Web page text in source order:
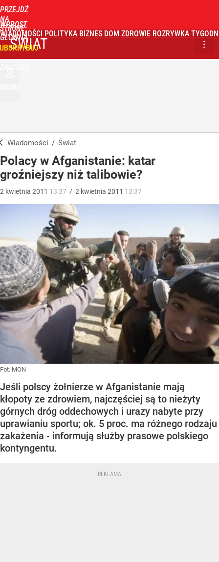
PRZEJDŹ
NA
STRONĘ
GŁÓWNĄ
WPROST
WIADOMOŚCI POLITYKA BIZNES DOM ZDROWIE ROZRYWKA
ŚWIAT
Wiadomości / Świat
Polacy w Afganistanie: katar
groźniejszy niż talibowie?
2 kwietnia 2011 13:37 / 2 kwietnia 2011 13:37
Fot. MON
Jeśli polscy żołnierze w Afganistanie mają
kłopoty ze zdrowiem, najczęściej są to nieżyty
górnych dróg oddechowych i urazy nabyte przy
uprawianiu sportu; ok. 5 proc. ma różnego rodzaju
zakażenia - informują służby prasowe polskiego
kontyngentu.